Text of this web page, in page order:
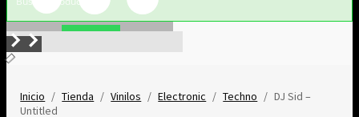
Inicio / Tienda / Vinilos / Electronic / Techno / DJ Sid –
Untitled